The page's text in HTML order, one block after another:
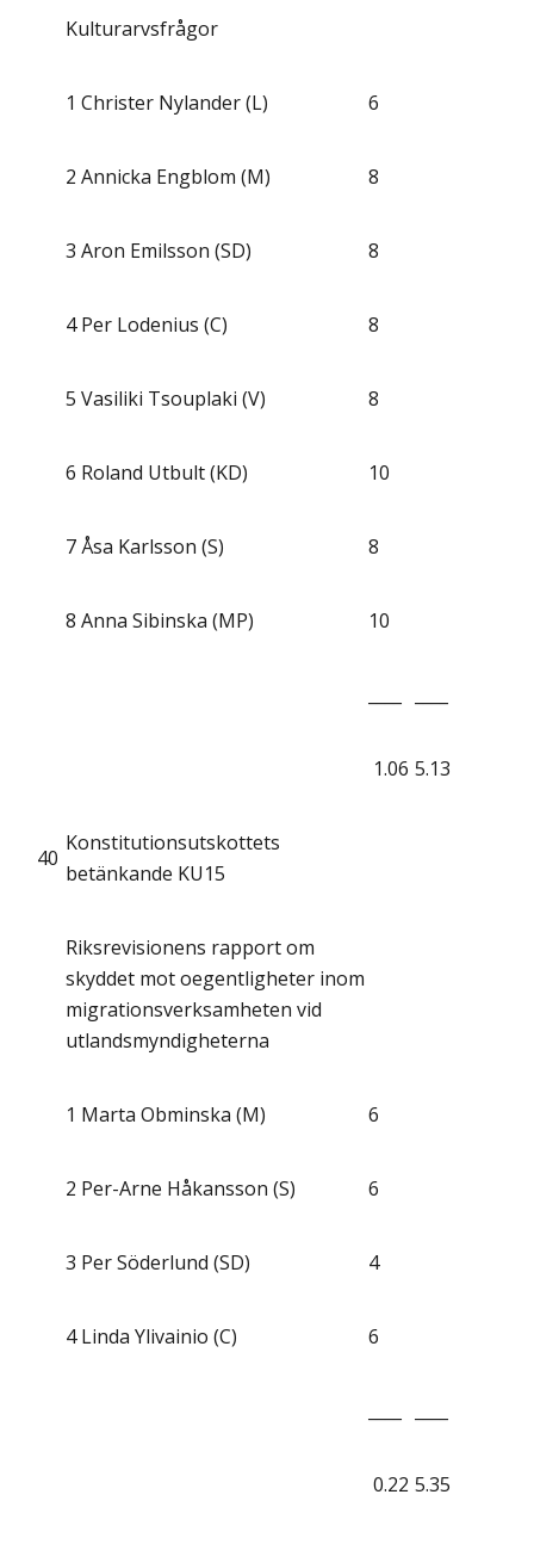
Kulturarvsfrågor
1 Christer Nylander (L) 6
2 Annicka Engblom (M) 8
3 Aron Emilsson (SD) 8
4 Per Lodenius (C) 8
5 Vasiliki Tsouplaki (V) 8
6 Roland Utbult (KD) 10
7Åsa Karlsson (S) 8
8 Anna Sibinska (MP) 10
1.06 5.13
40
Konstitutionsutskottets
betänkande KU15
Riksrevisionens rapport om
skyddet mot oegentligheter inom
migrationsverksamheten vid
utlandsmyndigheterna
1 Marta Obminska (M) 6
2 Per-Arne Håkansson (S) 6
3 Per Söderlund (SD) 4
4 Linda Ylivainio (C) 6
0.22 5.35